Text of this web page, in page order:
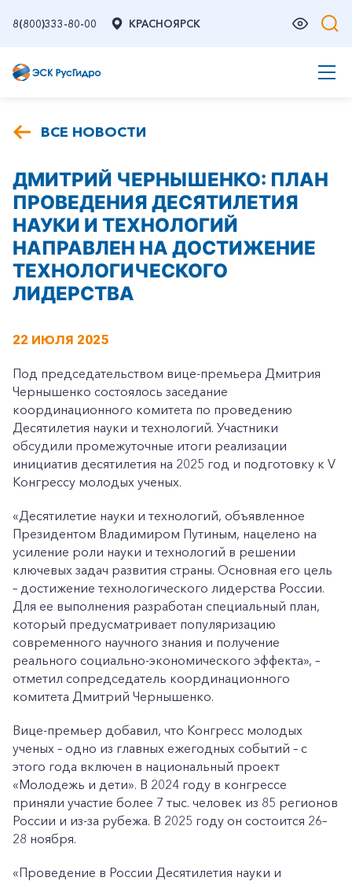
8(800)333-80-00 КРАСНОЯРСК
ВСЕ НОВОСТИ
ДМИТРИЙ ЧЕРНЫШЕНКО: ПЛАН
ПРОВЕДЕНИЯ ДЕСЯТИЛЕТИЯ
НАУКИ И ТЕХНОЛОГИЙ
НАПРАВЛЕН НА ДОСТИЖЕНИЕ
ТЕХНОЛОГИЧЕСКОГО
ЛИДЕРСТВА
22 ИЮЛЯ 2025
Под председательством вице-премьера Дмитрия
Чернышенко состоялось заседание
координационного комитета по проведению
Десятилетия науки и технологий. Участники
обсудили промежуточные итоги реализации
инициатив десятилетия на 2025 год и подготовку к V
Конгрессу молодых ученых.
«Десятилетие науки и технологий, объявленное
Президентом Владимиром Путиным, нацелено на
усиление роли науки и технологий в решении
ключевых задач развития страны. Основная его цель
– достижение технологического лидерства России.
Для ее выполнения разработан специальный план,
который предусматривает популяризацию
современного научного знания и получение
реального социально-экономического эффекта», –
отметил сопредседатель координационного
комитета Дмитрий Чернышенко.
Вице-премьер добавил, что Конгресс молодых
ученых – одно из главных ежегодных событий – с
этого года включен в национальный проект
«Молодежь и дети». В 2024 году в конгрессе
приняли участие более 7 тыс. человек из 85 регионов
России и из-за рубежа. В 2025 году он состоится 26–
28 ноября.
«Проведение в России Десятилетия науки и